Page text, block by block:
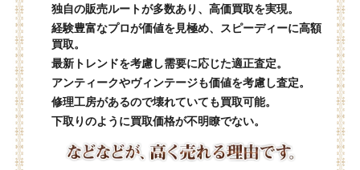
独自の販売ルートが多数あり、高価買取を実現。
経験豊富なプロが価値を見極め、スピーディーに高額
買取。
最新トレンドを考慮し需要に応じた適正査定。
アンティークやヴィンテージも価値を考慮し査定。
修理工房があるので壊れていても買取可能。
下取りのように買取価格が不明瞭でない。